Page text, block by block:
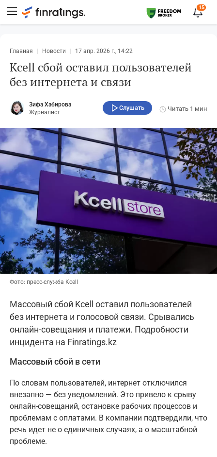
15
Главная Новости 17 апр. 2026 г., 14:22
Kcell сбой оставил пользователей
без интернета и связи
Зифа Хабирова
Журналист
Слушать Читать 1 мин
Фото: пресс-служба Kcell
Массовый сбой Kcell оставил пользователей
без интернета и голосовой связи. Срывались
онлайн-совещания и платежи. Подробности
инцидента на Finratings.kz
Массовый сбой в сети
По словам пользователей, интернет отключился
внезапно — без уведомлений. Это привело к срыву
онлайн-совещаний, остановке рабочих процессов и
проблемам с оплатами. В компании подтвердили, что
речь идет не о единичных случаях, а о масштабной
проблеме.